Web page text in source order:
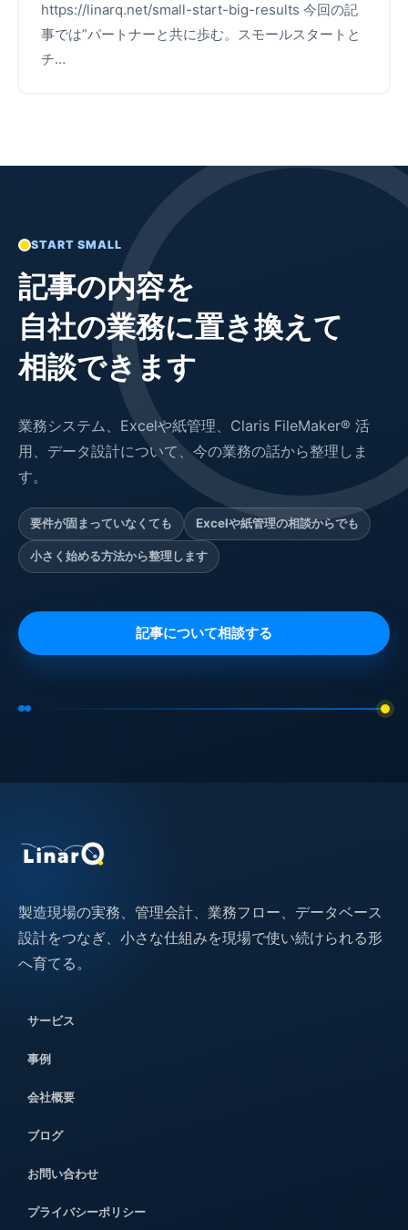
https://linarq.net/small-start-big-results 今回の記
事では”パートナーと共に歩む。スモールスタートと
チ…
START SMALL
記事の内容を
自社の業務に置き換えて
相談できます
業務システム、Excelや紙管理、Claris FileMaker® 活
用、データ設計について、今の業務の話から整理しま
す。
要件が固まっていなくても Excelや紙管理の相談からでも
小さく始める方法から整理します
記事について相談する
製造現場の実務、管理会計、業務フロー、データベース
設計をつなぎ、小さな仕組みを現場で使い続けられる形
へ育てる。
サービス
事例
会社概要
ブログ
お問い合わせ
プライバシーポリシー